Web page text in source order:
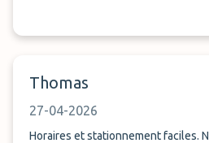
Thomas
27-04-2026
Horaires et stationnement faciles.